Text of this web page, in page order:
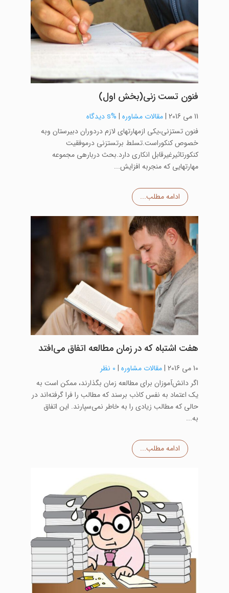
فنون تست زنی(بخش اول)
11 می 2016 |مقالات مشاوره| %s دیدگاه
فنون تستزنی،یکی ازمهارتهای لازم دردوران دبیرستان وبه
خصوص کنکوراست.تسلط برتستزنی درموفقیت
کنکورتاثیرغیرقابل انکاری دارد.بحث دربارهی مجموعه
مهارتهایی که منجربه افزایش...
ادامه مطلب...
هفت اشتباه که در زمان مطالعه اتفاق می‌افتد
10 می 2016 |مقالات مشاوره| 0 نظر
اگر دانش‌آموزان برای مطالعه زمان بگذارند، ممکن است به
یک اعتماد به نفس کاذب برسند که مطالب را فرا گرفته‌اند در
حالی که مطالب زیادی را به خاطر نمی‌سپارند. این اتفاق
به...
ادامه مطلب...